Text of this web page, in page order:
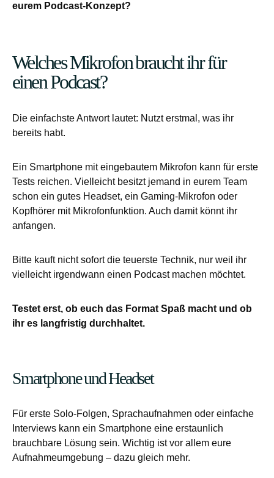
eurem Podcast-Konzept?
Welches Mikrofon braucht ihr für
einen Podcast?
Die einfachste Antwort lautet: Nutzt erstmal, was ihr
bereits habt.
Ein Smartphone mit eingebautem Mikrofon kann für erste
Tests reichen. Vielleicht besitzt jemand in eurem Team
schon ein gutes Headset, ein Gaming-Mikrofon oder
Kopfhörer mit Mikrofonfunktion. Auch damit könnt ihr
anfangen.
Bitte kauft nicht sofort die teuerste Technik, nur weil ihr
vielleicht irgendwann einen Podcast machen möchtet.
Testet erst, ob euch das Format Spaß macht und ob
ihr es langfristig durchhaltet.
Smartphone und Headset
Für erste Solo-Folgen, Sprachaufnahmen oder einfache
Interviews kann ein Smartphone eine erstaunlich
brauchbare Lösung sein. Wichtig ist vor allem eure
Aufnahmeumgebung – dazu gleich mehr.